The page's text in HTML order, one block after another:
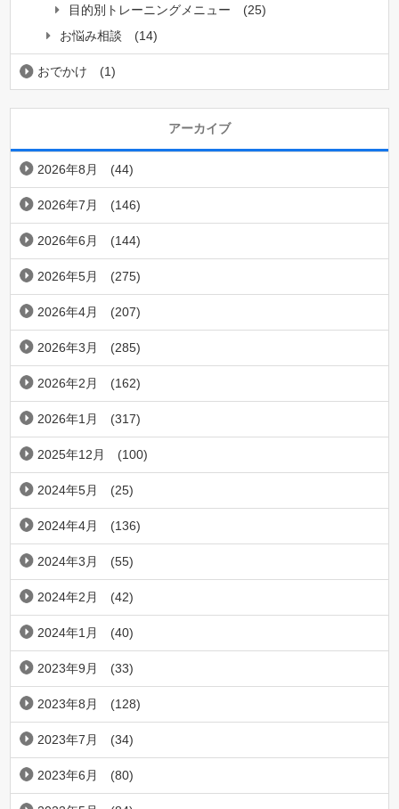
目的別トレーニングメニュー
(25)
お悩み相談
(14)
おでかけ (1)
アーカイブ
2026年8月 (44)
2026年7月 (146)
2026年6月 (144)
2026年5月 (275)
2026年4月 (207)
2026年3月 (285)
2026年2月 (162)
2026年1月 (317)
2025年12月 (100)
2024年5月 (25)
2024年4月 (136)
2024年3月 (55)
2024年2月 (42)
2024年1月 (40)
2023年9月 (33)
2023年8月 (128)
2023年7月 (34)
2023年6月 (80)